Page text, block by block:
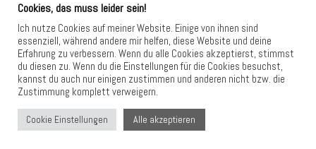
HIER FINDEST DU MICH
Cookies, das muss leider sein!
Ich nutze Cookies auf meiner Website. Einige von ihnen sind
essenziell, während andere mir helfen, diese Website und deine
Erfahrung zu verbessern. Wenn du alle Cookies akzeptierst, stimmst
du diesen zu. Wenn du die Einstellungen für die Cookies besuchst,
kannst du auch nur einigen zustimmen und anderen nicht bzw. die
Zustimmung komplett verweigern.
Cookie Einstellungen Alle akzeptieren